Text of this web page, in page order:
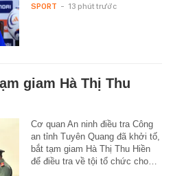
SPORT - 13 phút trước
giam Hà Thị Thu
Cơ quan An ninh điều tra Công
an tỉnh Tuyên Quang đã khởi tố,
bắt tạm giam Hà Thị Thu Hiền
để điều tra về tội tổ chức cho…